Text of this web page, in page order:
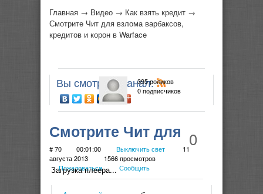
Главная → Видео → Как взять кредит →
Смотрите Чит для взлома варбаксов,
кредитов и корон в Warface
Вы смотрите канал:395 роликов
0 подписчиков
0
Смотрите Чит для
взлома варбаксов,
кредитов и корон в
# 70 00:01:00 Выключить свет
11
августа 2013
1566 просмотров
Пожаловаться
Сообщить
Загрузка плеера...